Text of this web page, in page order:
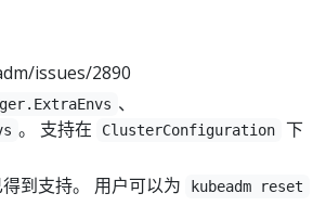
issues/2890
、
。 支持在 ClusterConfiguration
下
到支持。 用户可以为 kubeadm reset